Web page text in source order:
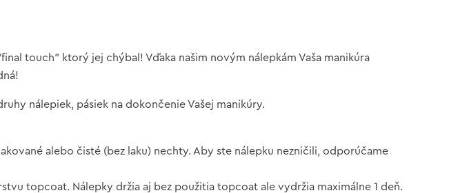
touch” ktorý jej chýbal! Vďaka našim novým nálepkám Vaša manikúra
nálepiek, pásiek na dokončenie Vašej manikúry.
alebo čisté (bez laku) nechty. Aby ste nálepku nezničili, odporúčame
topcoat. Nálepky držia aj bez použitia topcoat ale vydržia maximálne 1 deň.